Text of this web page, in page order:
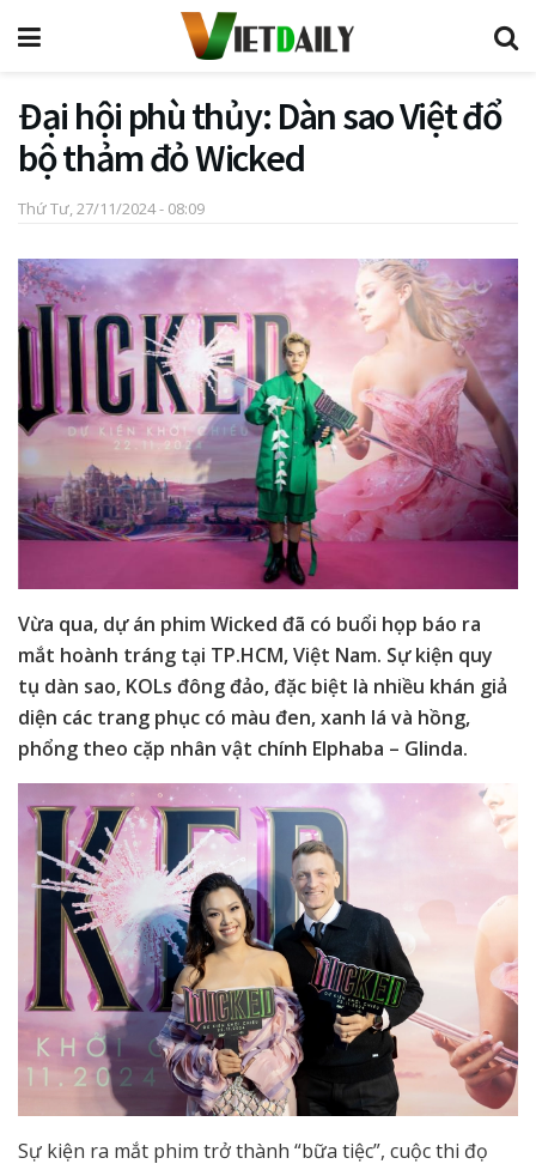
Đại hội phù thủy: Dàn sao Việt đổ
bộ thảm đỏ Wicked
Thứ Tư, 27/11/2024 - 08:09
Vừa qua, dự án phim Wicked đã có buổi họp báo ra
mắt hoành tráng tại TP.HCM, Việt Nam. Sự kiện quy
tụ dàn sao, KOLs đông đảo, đặc biệt là nhiều khán giả
diện các trang phục có màu đen, xanh lá và hồng,
phổng theo cặp nhân vật chính Elphaba – Glinda.
Sự kiện ra mắt phim trở thành “bữa tiệc”, cuộc thi đọ